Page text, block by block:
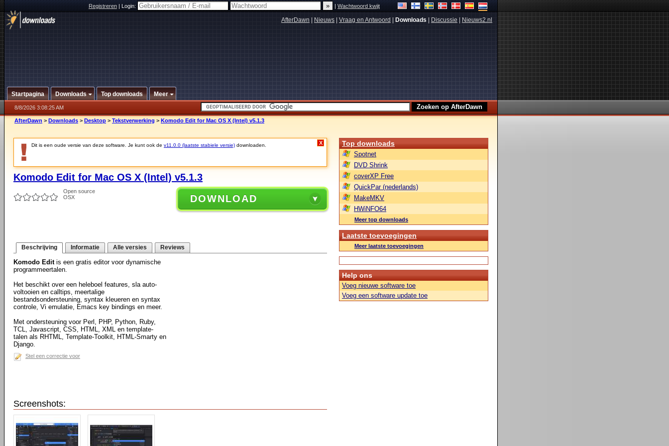
Registreren|Login: |Wachtwoord kwijt
AfterDawn Nieuws Vraag en Antwoord Downloads Discussie Nieuws2.nl
Startpagina Downloads Top downloads Meer
8/8/2026 3:08:25 AM
AfterDawn > Downloads > Desktop > Tekstverwerking > Komodo Edit for Mac OS X (Intel) v5.1.3
Dit is een oude versie van deze software. Je kunt ook de v11.0.0 (laatste stabiele versie) downloaden. X
Komodo Edit for Mac OS X (Intel) v5.1.3
Open source
OSX
DOWNLOAD
Beschrijving Informatie Alle versies Reviews
Komodo Editis een gratis editor voor dynamische
programmeertalen.
Het beschikt over een heleboel features, sla auto-
voltooien en calltips, meertalige
bestandsondersteuning, syntax kleueren en syntax
controle, Vi emulatie, Emacs key bindings en meer.
Met ondersteuning voor Perl, PHP, Python, Ruby,
TCL, Javascript, CSS, HTML, XML en template-
talen als RHTML, Template-Toolkit, HTML-Smarty en
Django.
Stel een correctie voor
Screenshots:
Top downloads
Spotnet
DVD Shrink
coverXP Free
QuickPar (nederlands)
MakeMKV
HWiNFO64
Meer top downloads
Laatste toevoegingen
Meer laatste toevoegingen
Help ons
Voeg nieuwe software toe
Voeg een software update toe